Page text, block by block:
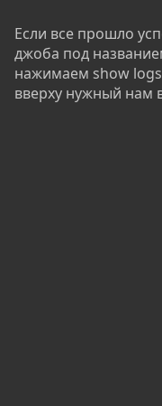
Если все прошло
джоба под
нажимаем show
вверху нужный нам